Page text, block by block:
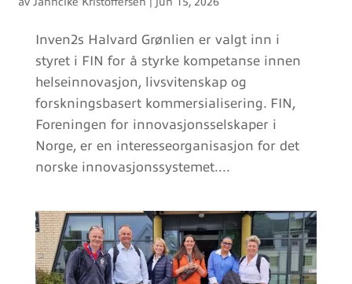
Inven2s Halvard Grønlien er valgt inn i
styret i FIN for å styrke kompetanse innen
helseinnovasjon, livsvitenskap og
forskningsbasert kommersialisering. FIN,
Foreningen for innovasjonsselskaper i
Norge, er en interesseorganisasjon for det
norske innovasjonssystemet....